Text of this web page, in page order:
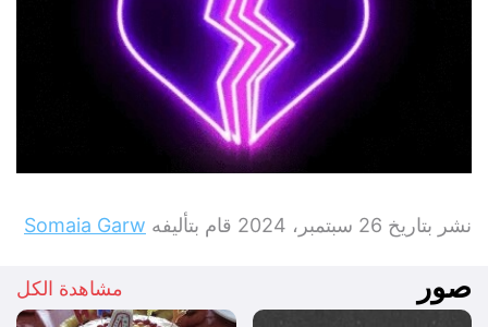
نشر بتاريخ 26 سبتمبر، 2024 قام بتأليفه Somaia Garw
صور مشاهدة الكل